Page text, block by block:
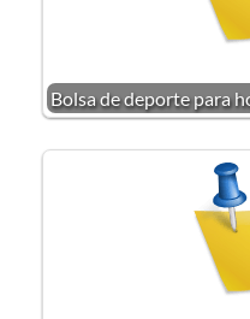
Bolsa de deporte para